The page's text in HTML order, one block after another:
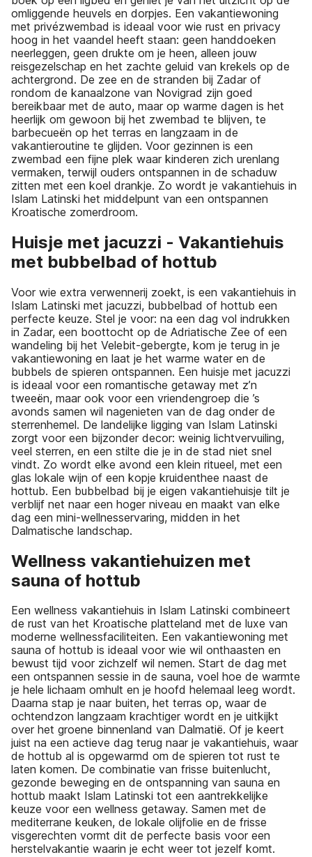
omliggende heuvels en dorpjes. Een vakantiewoning
met privézwembad is ideaal voor wie rust en privacy
hoog in het vaandel heeft staan: geen handdoeken
neerleggen, geen drukte om je heen, alleen jouw
reisgezelschap en het zachte geluid van krekels op de
achtergrond. De zee en de stranden bij Zadar of
rondom de kanaalzone van Novigrad zijn goed
bereikbaar met de auto, maar op warme dagen is het
heerlijk om gewoon bij het zwembad te blijven, te
barbecueën op het terras en langzaam in de
vakantieroutine te glijden. Voor gezinnen is een
zwembad een fijne plek waar kinderen zich urenlang
vermaken, terwijl ouders ontspannen in de schaduw
zitten met een koel drankje. Zo wordt je vakantiehuis in
Islam Latinski het middelpunt van een ontspannen
Kroatische zomerdroom.
Huisje met jacuzzi - Vakantiehuis
met bubbelbad of hottub
Voor wie extra verwennerij zoekt, is een vakantiehuis in
Islam Latinski met jacuzzi, bubbelbad of hottub een
perfecte keuze. Stel je voor: na een dag vol indrukken
in Zadar, een boottocht op de Adriatische Zee of een
wandeling bij het Velebit-gebergte, kom je terug in je
vakantiewoning en laat je het warme water en de
bubbels de spieren ontspannen. Een huisje met jacuzzi
is ideaal voor een romantische getaway met z’n
tweeën, maar ook voor een vriendengroep die ’s
avonds samen wil nagenieten van de dag onder de
sterrenhemel. De landelijke ligging van Islam Latinski
zorgt voor een bijzonder decor: weinig lichtvervuiling,
veel sterren, en een stilte die je in de stad niet snel
vindt. Zo wordt elke avond een klein ritueel, met een
glas lokale wijn of een kopje kruidenthee naast de
hottub. Een bubbelbad bij je eigen vakantiehuisje tilt je
verblijf net naar een hoger niveau en maakt van elke
dag een mini-wellnesservaring, midden in het
Dalmatische landschap.
Wellness vakantiehuizen met
sauna of hottub
Een wellness vakantiehuis in Islam Latinski combineert
de rust van het Kroatische platteland met de luxe van
moderne wellnessfaciliteiten. Een vakantiewoning met
sauna of hottub is ideaal voor wie wil onthaasten en
bewust tijd voor zichzelf wil nemen. Start de dag met
een ontspannen sessie in de sauna, voel hoe de warmte
je hele lichaam omhult en je hoofd helemaal leeg wordt.
Daarna stap je naar buiten, het terras op, waar de
ochtendzon langzaam krachtiger wordt en je uitkijkt
over het groene binnenland van Dalmatië. Of je keert
juist na een actieve dag terug naar je vakantiehuis, waar
de hottub al is opgewarmd om de spieren tot rust te
laten komen. De combinatie van frisse buitenlucht,
gezonde beweging en de ontspanning van sauna en
hottub maakt Islam Latinski tot een aantrekkelijke
keuze voor een wellness getaway. Samen met de
mediterrane keuken, de lokale olijfolie en de frisse
visgerechten vormt dit de perfecte basis voor een
herstelvakantie waarin je echt weer tot jezelf komt.